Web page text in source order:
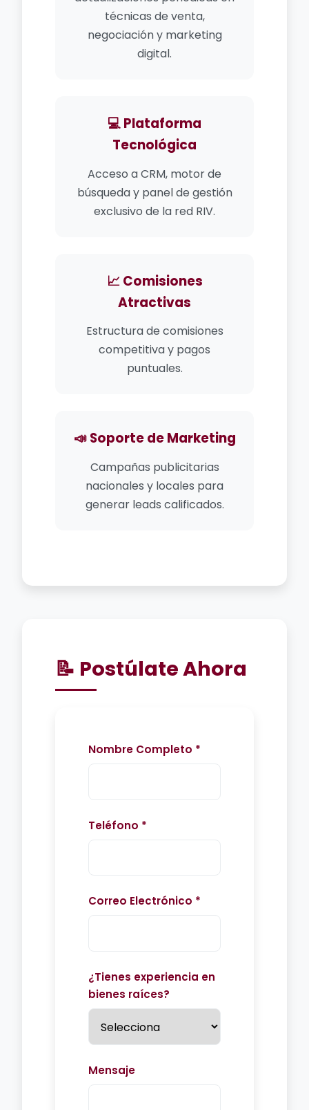
técnicas de venta,
negociación y marketing
digital.
💻 Plataforma
Tecnológica
Acceso a CRM, motor de
búsqueda y panel de gestión
exclusivo de la red RIV.
📈 Comisiones
Atractivas
Estructura de comisiones
competitiva y pagos
puntuales.
📣 Soporte de Marketing
Campañas publicitarias
nacionales y locales para
generar leads calificados.
📝 Postúlate Ahora
Nombre Completo *
Teléfono *
Correo Electrónico *
¿Tienes experiencia en
bienes raíces?
Mensaje